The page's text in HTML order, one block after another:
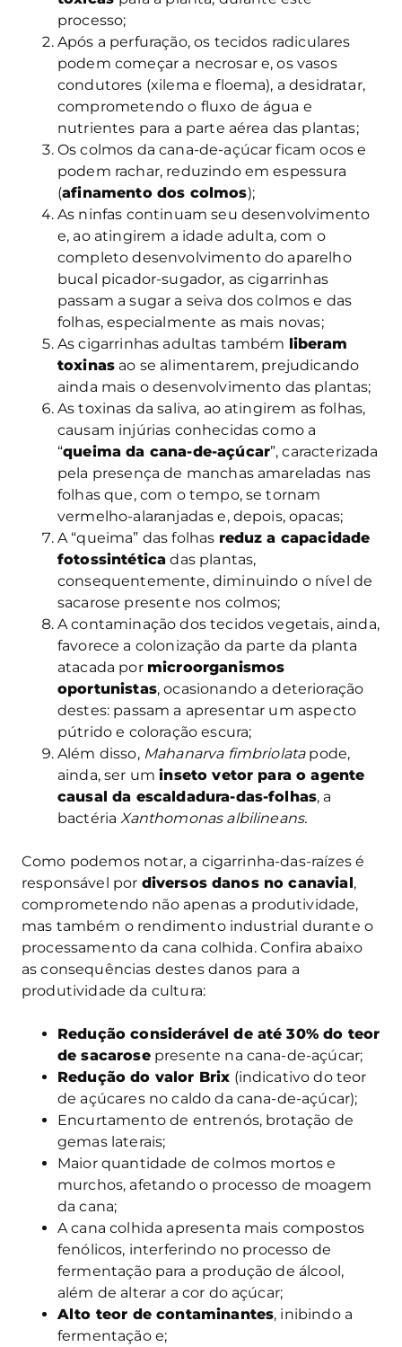
processo;
Após a perfuração, os tecidos radiculares
podem começar a necrosar e, os vasos
condutores (xilema e floema), a desidratar,
comprometendo o fluxo de água e
nutrientes para a parte aérea das plantas;
Os colmos da cana-de-açúcar ficam ocos e
podem rachar, reduzindo em espessura
(afinamento dos colmos);
As ninfas continuam seu desenvolvimento
e, ao atingirem a idade adulta, com o
completo desenvolvimento do aparelho
bucal picador-sugador, as cigarrinhas
passam a sugar a seiva dos colmos e das
folhas, especialmente as mais novas;
As cigarrinhas adultas também liberam
toxinas ao se alimentarem, prejudicando
ainda mais o desenvolvimento das plantas;
As toxinas da saliva, ao atingirem as folhas,
causam injúrias conhecidas como a
“queima da cana-de-açúcar”, caracterizada
pela presença de manchas amareladas nas
folhas que, com o tempo, se tornam
vermelho-alaranjadas e, depois, opacas;
A “queima” das folhas reduz a capacidade
fotossintética das plantas,
consequentemente, diminuindo o nível de
sacarose presente nos colmos;
A contaminação dos tecidos vegetais, ainda,
favorece a colonização da parte da planta
atacada por microorganismos
oportunistas, ocasionando a deterioração
destes: passam a apresentar um aspecto
pútrido e coloração escura;
Além disso, Mahanarva fimbriolatapode,
ainda, ser uminseto vetor para o agente
causal da escaldadura-das-folhas, a
bactériaXanthomonas albilineans.
Como podemos notar, a cigarrinha-das-raízes é
responsável por diversos danos no canavial,
comprometendo não apenas a produtividade,
mas também o rendimento industrial durante o
processamento da cana colhida. Confira abaixo
as consequências destes danos para a
produtividade da cultura:
Redução considerável de até 30% do teor
de sacarosepresente na cana-de-açúcar;
Redução do valor Brix (indicativo do teor
de açúcares no caldo da cana-de-açúcar);
Encurtamento de entrenós, brotação de
gemas laterais;
Maior quantidade de colmos mortos e
murchos, afetando o processo de moagem
da cana;
A cana colhida apresenta mais compostos
fenólicos, interferindo no processo de
fermentação para a produção de álcool,
além de alterar a cor do açúcar;
Alto teor de contaminantes, inibindo a
fermentação e;